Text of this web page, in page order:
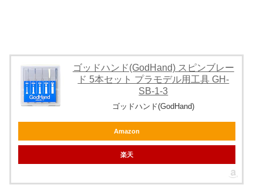
ゴッドハンド(GodHand) スピンブレー
ド 5本セット プラモデル用工具 GH-
SB-1-3
ゴッドハンド(GodHand)
Amazon
楽天